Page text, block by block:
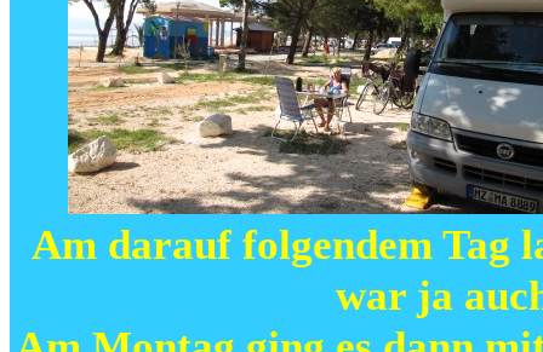
Am darauf folgendem Tag
war ja